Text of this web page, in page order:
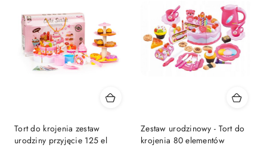
Tort do krojenia zestaw
urodziny przyjęcie 125 el
Zestaw urodzinowy - Tort do
krojenia 80 elementów